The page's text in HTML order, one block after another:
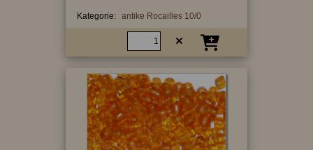
Kategorie: antike Rocailles 10/0